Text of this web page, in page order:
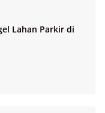
Lahan Parkir di